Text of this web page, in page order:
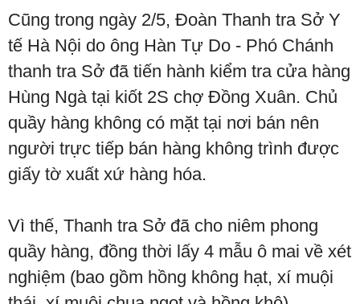
Cũng trong ngày 2/5, Đoàn Thanh tra Sở Y
tế Hà Nội do ông Hàn Tự Do - Phó Chánh
thanh tra Sở đã tiến hành kiểm tra cửa hàng
Hùng Ngà tại kiốt 2S chợ Đồng Xuân. Chủ
quầy hàng không có mặt tại nơi bán nên
người trực tiếp bán hàng không trình được
giấy tờ xuất xứ hàng hóa.
Vì thế, Thanh tra Sở đã cho niêm phong
quầy hàng, đồng thời lấy 4 mẫu ô mai về xét
nghiệm (bao gồm hồng không hạt, xí muội